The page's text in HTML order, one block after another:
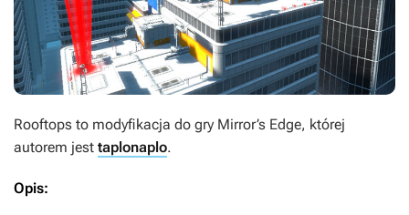
Rooftops to modyfikacja do gry Mirror’s Edge, której
autorem jest taplonaplo.
Opis: